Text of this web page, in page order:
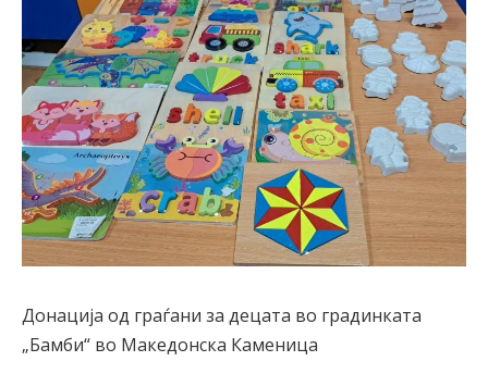
Донација од граѓани за децата во градинката
„Бамби“ во Македонска Каменица